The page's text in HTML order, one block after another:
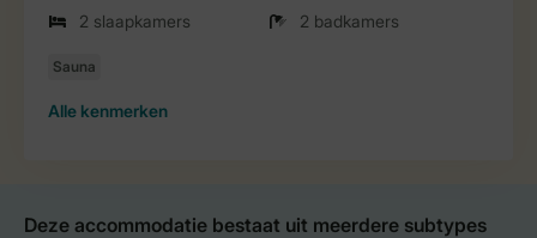
2 slaapkamers
2 badkamers
Alle kenmerken
Deze accommodatie bestaat uit meerdere subtypes